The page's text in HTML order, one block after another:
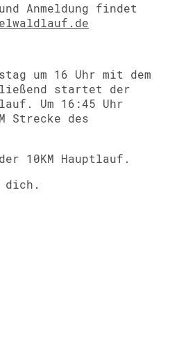
Anmeldung findet
um 16 Uhr mit dem
startet der
Um 16:45 Uhr
Strecke des
10KM Hauptlauf.
dich.